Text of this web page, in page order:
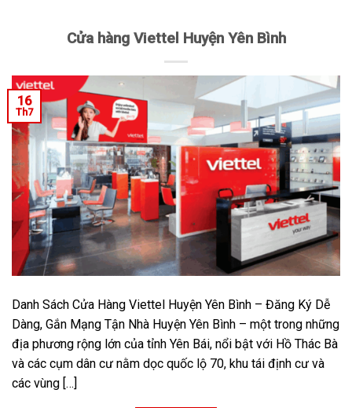
Cửa hàng Viettel Huyện Yên Bình
16
Th7
Danh Sách Cửa Hàng Viettel Huyện Yên Bình – Đăng Ký Dễ
Dàng, Gắn Mạng Tận Nhà Huyện Yên Bình – một trong những
địa phương rộng lớn của tỉnh Yên Bái, nổi bật với Hồ Thác Bà
và các cụm dân cư nằm dọc quốc lộ 70, khu tái định cư và
các vùng […]